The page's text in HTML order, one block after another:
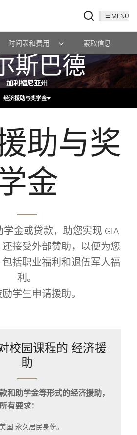
MENU
时间表和费用 索取信息
斯巴德
加利福尼亚州
经济援助与奖学金
助与奖
金
金或贷款，助您实现 GIA
还接受外部赞助，以便为您
括职业福利和退伍军人福
利。
学生申请援助。
校园课程的 经济援
助
和助学金等形式的经济援助，
有要求：
国 永久居民身份。